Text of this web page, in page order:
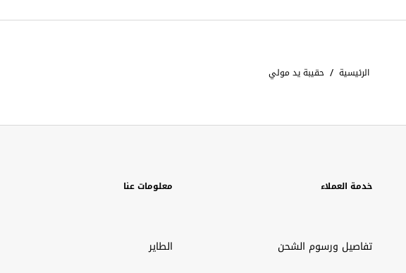
الرئيسية / حقيبة يد مولي
خدمة العملاء
تفاصيل ورسوم الشحن
معلومات عنا
الطاير